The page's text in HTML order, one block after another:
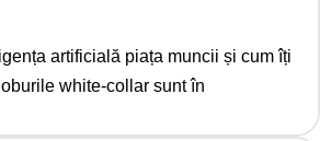
artificială piața muncii și cum îți
white-collar sunt în